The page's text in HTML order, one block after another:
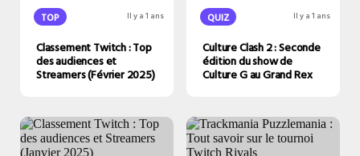
TOP Il y a 1 ans
Classement Twitch : Top
des audiences et
Streamers (Février 2025)
QUIZ Il y a 1 ans
Culture Clash 2 : Seconde
édition du show de
Culture G au Grand Rex